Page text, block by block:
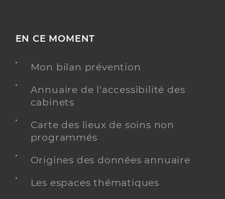
EN CE MOMENT
Mon bilan prévention
Annuaire de l'accessibilité des
cabinets
Carte des lieux de soins non
programmés
Origines des données annuaire
Les espaces thématiques